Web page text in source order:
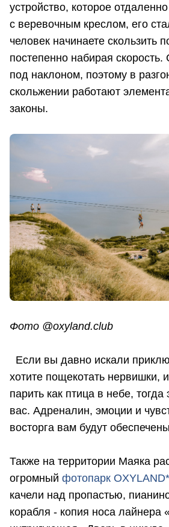
устройство, которое
с веревочным креслом, его
человек начинаете скользить
постепенно набирая скорость.
под наклоном, поэтому в
скольжении работают
законы.
Фото @oxyland.club
Если вы давно искали
хотите пощекотать нервишки,
парить как птица в небе, тогда
вас. Адреналин, эмоции и
восторга вам будут
Также на территории Маяка
огромный фотопарк OXYLAND*
качели над пропастью,
корабля - копия носа лайнера